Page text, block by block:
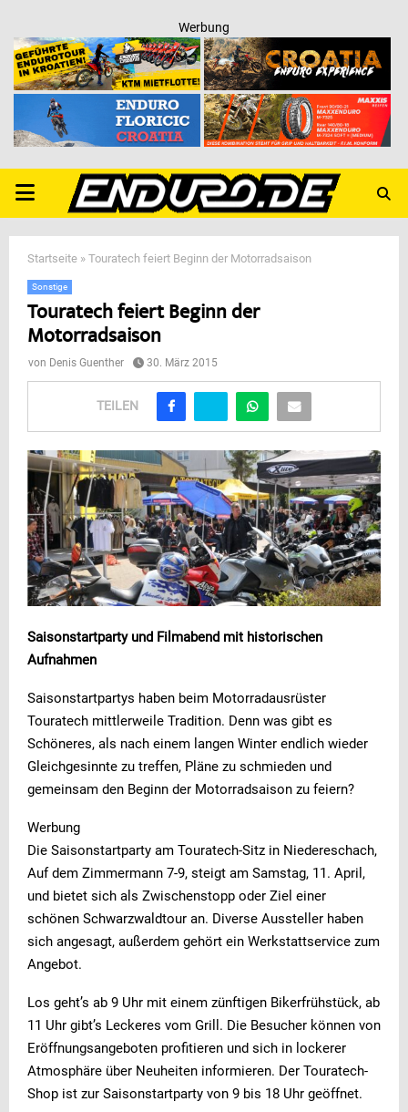
Werbung
PRIMARY
MENU
Startseite » Touratech feiert Beginn der Motorradsaison
Sonstige
Touratech feiert Beginn der
Motorradsaison
von Denis Guenther 30. März 2015
TEILEN
Saisonstartparty und Filmabend mit historischen
Aufnahmen
Saisonstartpartys haben beim Motorradausrüster
Touratech mittlerweile Tradition. Denn was gibt es
Schöneres, als nach einem langen Winter endlich wieder
Gleichgesinnte zu treffen, Pläne zu schmieden und
gemeinsam den Beginn der Motorradsaison zu feiern?
Werbung
Die Saisonstartparty am Touratech-Sitz in Niedereschach,
Auf dem Zimmermann 7-9, steigt am Samstag, 11. April,
und bietet sich als Zwischenstopp oder Ziel einer
schönen Schwarzwaldtour an. Diverse Aussteller haben
sich angesagt, außerdem gehört ein Werkstattservice zum
Angebot.
Los geht’s ab 9 Uhr mit einem zünftigen Bikerfrühstück, ab
11 Uhr gibt’s Leckeres vom Grill. Die Besucher können von
Eröffnungsangeboten profitieren und sich in lockerer
Atmosphäre über Neuheiten informieren. Der Touratech-
Shop ist zur Saisonstartparty von 9 bis 18 Uhr geöffnet.